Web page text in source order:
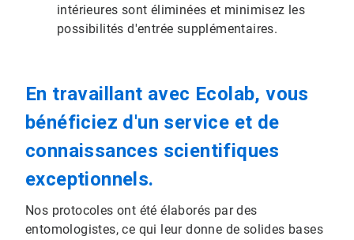
intérieures sont éliminées et minimisez les
possibilités d'entrée supplémentaires.
En travaillant avec Ecolab, vous
bénéficiez d'un service et de
connaissances scientifiques
exceptionnels.
Nos protocoles ont été élaborés par des
entomologistes, ce qui leur donne de solides bases